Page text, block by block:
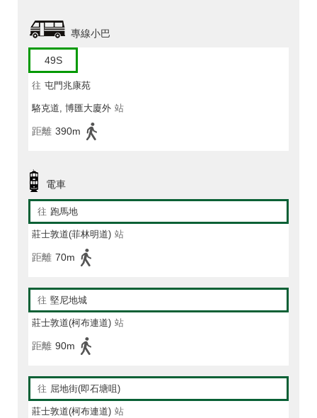
專線小巴
49S
往 屯門兆康苑
駱克道, 博匯大廈外 站
距離 390m
電車
往 跑馬地
莊士敦道(菲林明道) 站
距離 70m
往 堅尼地城
莊士敦道(柯布連道) 站
距離 90m
往 屈地街(即石塘咀)
莊士敦道(柯布連道) 站